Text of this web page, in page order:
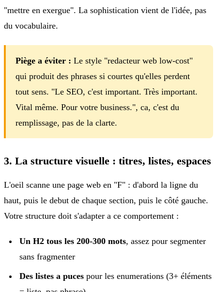
"mettre en exergue". La sophistication vient de l'idée, pas
du vocabulaire.
Piège a éviter : Le style "redacteur web low-cost"
qui produit des phrases si courtes qu'elles perdent
tout sens. "Le SEO, c'est important. Très important.
Vital même. Pour votre business.", ca, c'est du
remplissage, pas de la clarte.
3. La structure visuelle : titres, listes, espaces
L'oeil scanne une page web en "F" : d'abord la ligne du
haut, puis le debut de chaque section, puis le côté gauche.
Votre structure doit s'adapter a ce comportement :
Un H2 tous les 200-300 mots, assez pour segmenter
sans fragmenter
Des listes a puces pour les enumerations (3+ éléments